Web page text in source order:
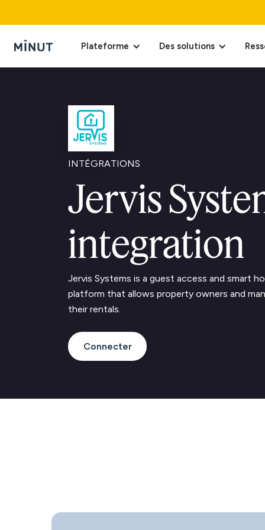
Plateforme Des solutions
INTÉGRATIONS
Jervis
integration
Jervis Systems is a guest access and smart
platform that allows property owners and
their rentals.
Connecter